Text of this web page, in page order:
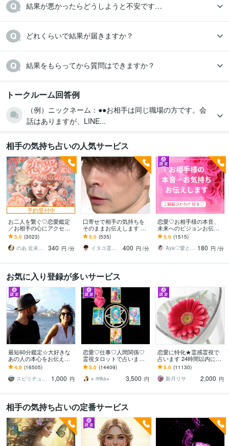
結果が悪かったらどうしようと不安です…
どれくらいで結果が届きますか？
結果をもらってから質問はできますか？
トークルーム回答例
（例）ニックネーム：●●お相手は同じ職場の方です。会
話はありますが、LINE...
相手の気持ち占いの人気サービス
予約受付中
お二人を繋ぐ♡恋愛鑑定
／お相手の心にアクセス
します お相手の温度感／
片思い／複雑／復縁／遠
距離／全世代鑑定中❣
5.0 (3023)
のあ 近未来鑑定師 TR OR LE
340 円 /分
口寄せで相手の気持ちを
そのままお伝えします 現
状を把握し未来を切り開
く方法を具体的にお伝え
します
5.0 (535)
イタコ霊能者 豊珠
400 円 /分
恋愛♡お相手様の本音、
未来へのビジョンお伝え
します どんな関係でも細
密にお伝えします✨ツイン
レイ ソウルメイト
5.0 (1515)
Aya♡愛と光のスピリチュアルガイド 180 円 /分
お気に入り登録が多いサービス
最短60分鑑定☆大好きな
あの人の本心をお伝えし
ます 【詳細不要】好きな
人の本音と将来への思
い。私をどう思ってる？
4.9 (16505)
スピリチュアルカウンセラー沙耶美
1,000 円
恋愛♡仕事♡人間関係♡
霊視タロットで占います
霊視鑑定♡恋愛アドバイ
ザーとして相手の心理も
詳しく解説します
5.0 (14409)
※ ririka※
3,500 円
恋愛に特化★霊感霊視で
占います 24時間以内に返
信、スピリチュアル鑑定
5.0 (11130)
新月リサ
2,000 円
相手の気持ち占いの定番サービス